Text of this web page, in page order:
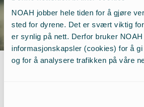
NOAH jobber hele tiden for å gjøre
sted for dyrene. Det er svært viktig
er synlig på nett. Derfor bruker NOAH
informasjonskapsler (cookies) for å
og for å analysere trafikken på våre
NOAH jobber